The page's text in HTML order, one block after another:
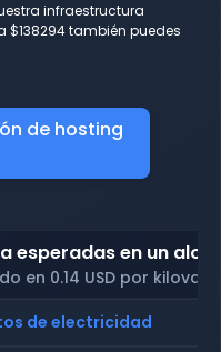
infraestructura
$138294 también puedes
de hosting
esperadas en un
en 0.14 USD por
de electricidad